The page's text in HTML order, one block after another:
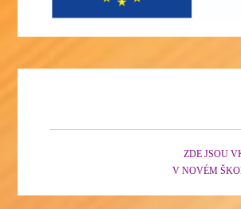
ZDE JSOU
V NOVÉM